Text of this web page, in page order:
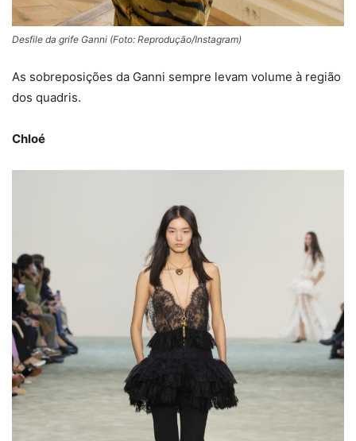
Desfile da grife Ganni (Foto: Reprodução/Instagram)
As sobreposições da Ganni sempre levam volume à região
dos quadris.
Chloé